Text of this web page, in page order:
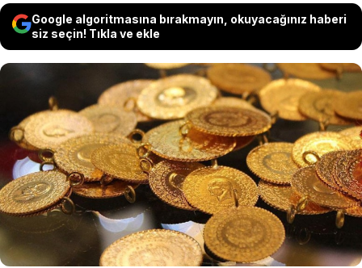
Google algoritmasına bırakmayın, okuyacağınız haberi
siz seçin! Tıkla ve ekle
Altın, ABD'nin parasal genişlemesi, jeopolitik
riskler ve merkez bankalarının satın alma
dalgasından destek alarak yüzde 26'lık bir
yükselişle bu yüzyılın en büyük yıllık
kazançlarından birine doğru hazırlanıyor.